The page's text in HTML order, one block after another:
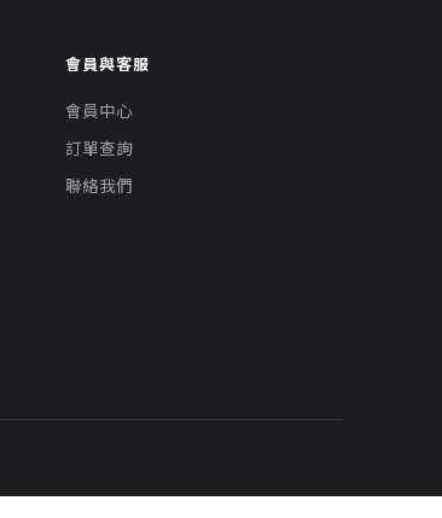
會員與客服
會員中心
訂單查詢
聯絡我們